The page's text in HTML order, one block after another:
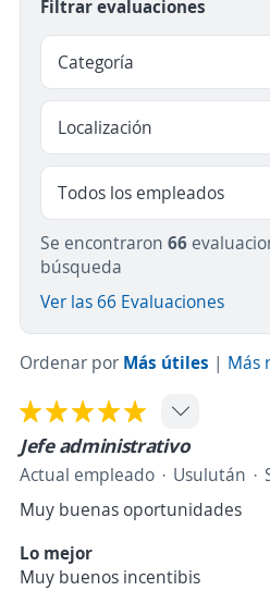
Filtrar evaluaciones
Se encontraron 66
búsqueda
Ver las 66 Evaluaciones
Ordenar por Más útiles | Más
Jefe administrativo
Actual empleado Usulután
Muy buenas oportunidades
Lo mejor
Muy buenos incentibis